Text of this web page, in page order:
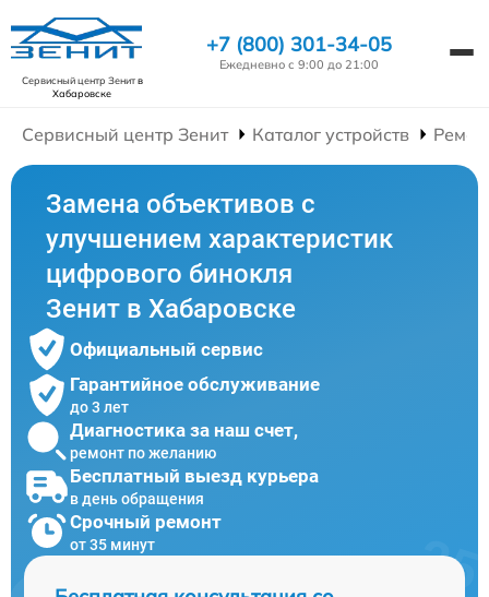
Сервисный центр Зенитв
Хабаровске
+7 (800) 301-34-05
Ежедневно с 9:00 до 21:00
Сервисный центр Зенит Каталог устройств
Замена объективов с
улучшением характеристик
цифрового бинокля
Зенит в Хабаровске
Официальный сервис
Гарантийное обслуживание
до 3 лет
Диагностика за наш счет,
ремонт по желанию
Бесплатный выезд курьера
в день обращения
Срочный ремонт
от 35 минут